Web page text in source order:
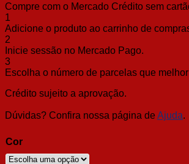
Compre com o Mercado Crédito sem
1
Adicione o produto ao carrinho de
2
Inicie sessão no Mercado Pago.
3
Escolha o número de parcelas que
Crédito sujeito a aprovação.
Dúvidas? Confira nossa página deAjuda.
Cor